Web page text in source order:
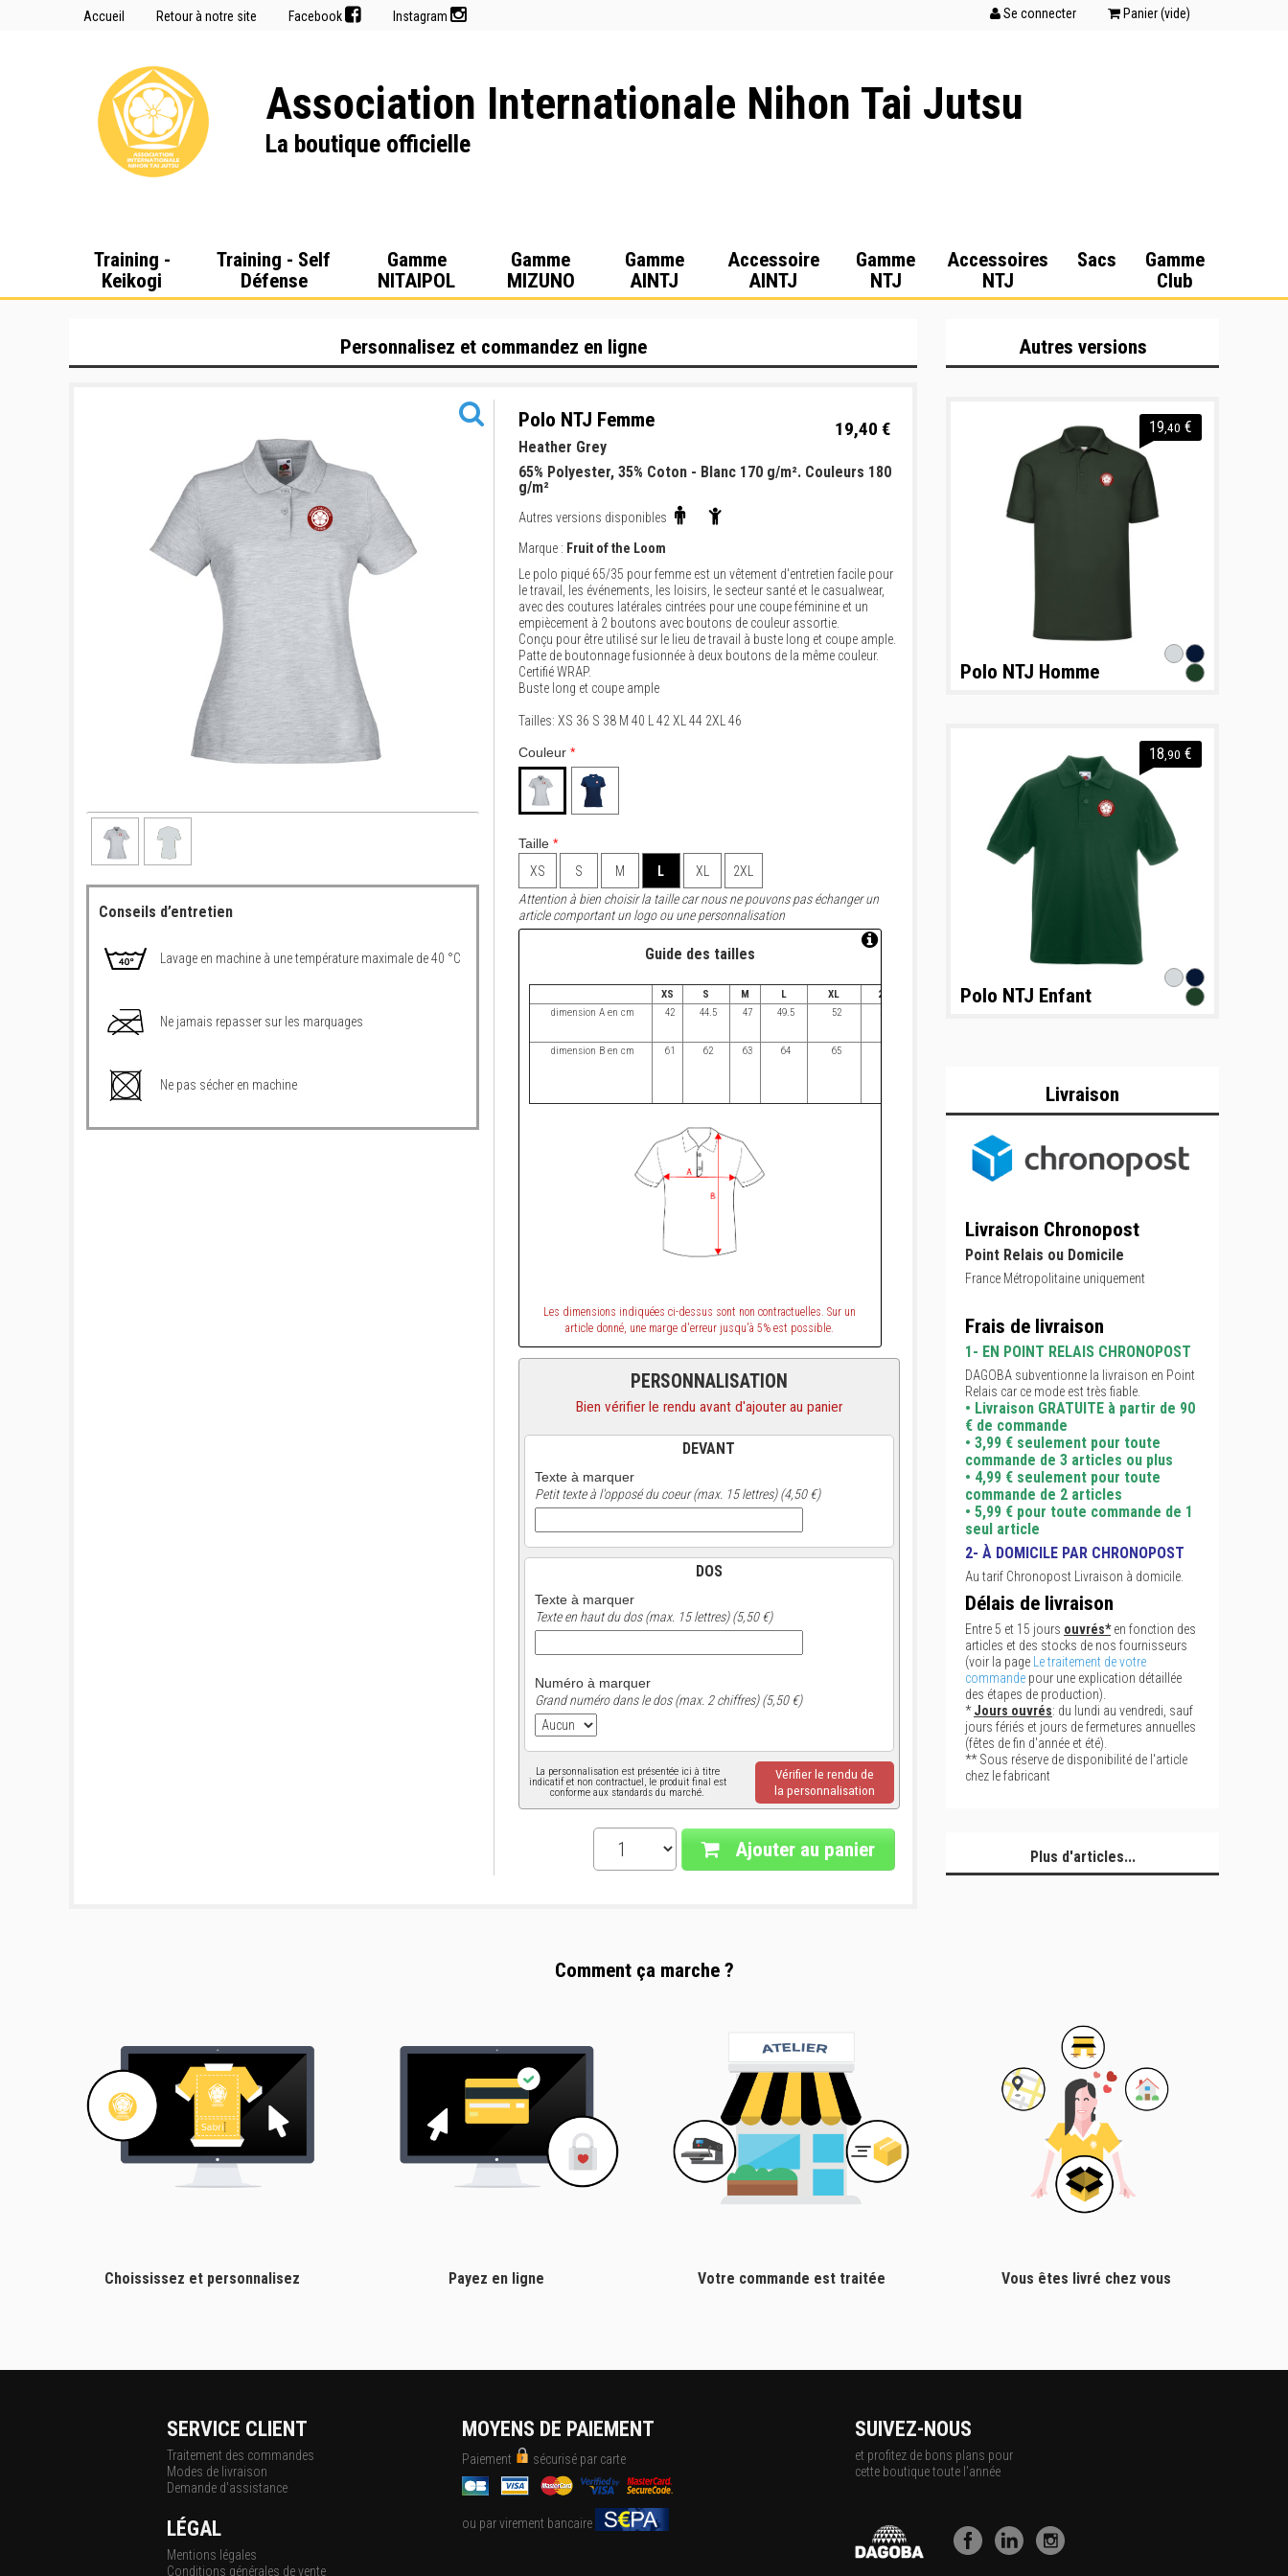
Accueil Retour à notre site Facebook Instagram Se connecter Panier (vide)
Association Internationale Nihon Tai Jutsu
La boutique officielle
Training -
Keikogi
Training - Self
Défense
Gamme
NITAIPOL
Gamme
MIZUNO
Gamme
AINTJ
Accessoire
AINTJ
Gamme
NTJ
Accessoires
NTJ
Sacs
Gamme
Club
Personnalisez et commandez en ligne
Conseils d’entretien
Lavage en machine à une température maximale de 40 °C
Ne jamais repasser sur les marquages
Ne pas sécher en machine
Polo NTJ Femme 19,40 €
Heather Grey
65% Polyester, 35% Coton - Blanc 170 g/m². Couleurs 180
g/m²
Autres versions disponibles
Marque : Fruit of the Loom
Le polo piqué 65/35 pour femme est un vêtement d'entretien facile pour
le travail, les événements, les loisirs, le secteur santé et le casualwear,
avec des coutures latérales cintrées pour une coupe féminine et un
empiècement à 2 boutons avec boutons de couleur assortie.
Conçu pour être utilisé sur le lieu de travail à buste long et coupe ample.
Patte de boutonnage fusionnée à deux boutons de la même couleur.
Certifié WRAP.
Buste long et coupe ample
Tailles: XS 36 S 38 M 40 L 42 XL 44 2XL 46
Couleur*
Taille *
XS
S M L XL
2XL
Attention à bien choisir la taille car nous ne pouvons pas échanger un
article comportant un logo ou une personnalisation
Guide des tailles
XS S M L XL
2XL
dimension A en cm
42 44.5 47 49.5 52 54.5
dimension B en cm 61 62 63 64 65
Les dimensions indiquées ci-dessus sont non contractuelles. Sur un
article donné, une marge d'erreur jusqu'à 5% est possible.
PERSONNALISATION
Bien vérifier le rendu avant d'ajouter au panier
DEVANT
Texte à marquer
Petit texte à l'opposé du coeur (max. 15 lettres) (4,50 €)
DOS
Texte à marquer
Texte en haut du dos (max. 15 lettres) (5,50 €)
Numéro à marquer
Grand numéro dans le dos (max. 2 chiffres) (5,50 €)
La personnalisation est présentée ici à titre
indicatif et non contractuel, le produit final est
conforme aux standards du marché.
Vérifier le rendu de
la personnalisation
Ajouter au panier
Autres versions
19 ,40 €
Polo NTJ Homme
18 ,90 €
Polo NTJ Enfant
Livraison
Livraison Chronopost
Point Relais ou Domicile
France Métropolitaine uniquement
Frais de livraison
1- EN POINT RELAIS CHRONOPOST
DAGOBA subventionne la livraison en Point
Relais car ce mode est très fiable.
• Livraison GRATUITE à partir de 90
€ de commande
• 3,99 € seulement pour toute
commande de 3 articles ou plus
• 4,99 € seulement pour toute
commande de 2 articles
• 5,99 € pour toute commande de 1
seul article
2- À DOMICILE PAR CHRONOPOST
Au tarif Chronopost Livraison à domicile.
Délais de livraison
Entre 5 et 15 jours ouvrés*en fonction des
articles et des stocks de nos fournisseurs
(voir la page
Le traitement de votre
commande pour une explication détaillée
des étapes de production).
*Jours ouvrés: du lundi au vendredi, sauf
jours fériés et jours de fermetures annuelles
(fêtes de fin d'année et été).
** Sous réserve de disponibilité de l'article
chez le fabricant
Plus d'articles...
Comment ça marche ?
Choississez et personnalisez Payez en ligne Votre commande est traitée Vous êtes livré chez vous
SERVICE CLIENT
Traitement des commandes
Modes de livraison
Demande d'assistance
LÉGAL
Mentions légales
Conditions générales de vente
MOYENS DE PAIEMENT
Paiement sécurisé par carte
ou par virement bancaire
SUIVEZ-NOUS
et profitez de bons plans pour
cette boutique toute l'année